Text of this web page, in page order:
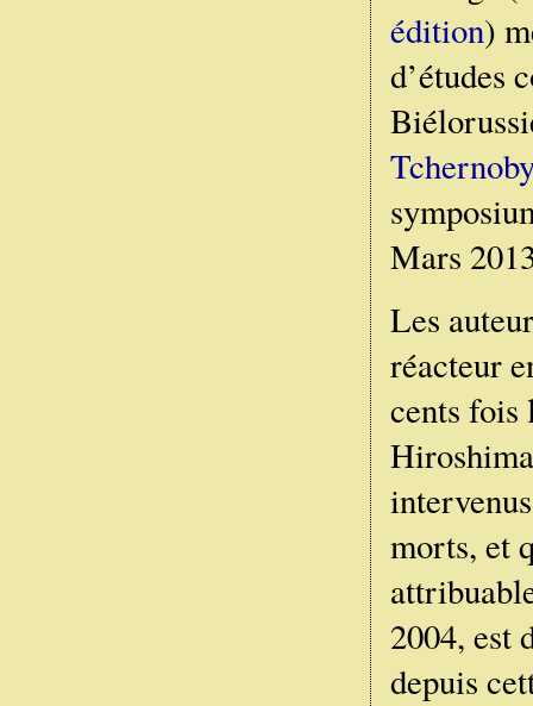
édition)
d’études
Mars
Les
réacteur
cents fois
morts, et
2004, est
depuis